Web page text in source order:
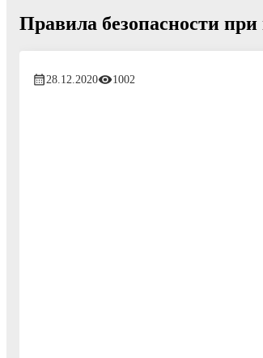
Правила безопасности
28.12.2020 1002